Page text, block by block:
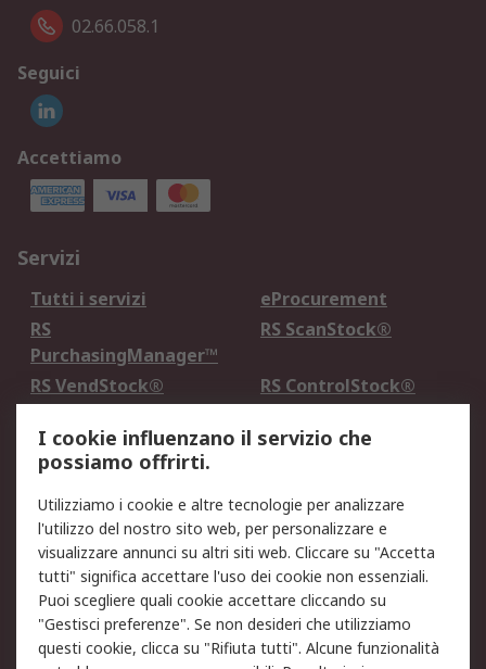
02.66.058.1
Seguici
Accettiamo
Servizi
Tutti i servizi
eProcurement
RS
PurchasingManager™
RS ScanStock®
RS VendStock®
RS ControlStock®
Legale
Informativa Cookie
Informativa Privacy -
Aggiornata
Email Security
Termini d'uso
Condizioni di vendita
Condizioni generali di
servizio
Etica e responsabilità
I cookie influenzano il servizio che
possiamo offrirti.
Utilizziamo i cookie e altre tecnologie per analizzare
l'utilizzo del nostro sito web, per personalizzare e
visualizzare annunci su altri siti web. Cliccare su "Accetta
tutti" significa accettare l'uso dei cookie non essenziali.
Puoi scegliere quali cookie accettare cliccando su
"Gestisci preferenze". Se non desideri che utilizziamo
questi cookie, clicca su "Rifiuta tutti". Alcune funzionalità